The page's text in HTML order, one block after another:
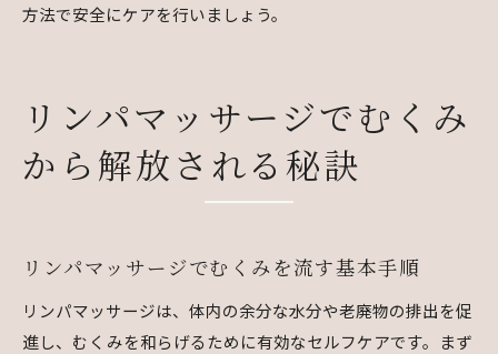
方法で安全にケアを行いましょう。
リンパマッサージでむくみ
から解放される秘訣
リンパマッサージでむくみを流す基本手順
リンパマッサージは、体内の余分な水分や老廃物の排出を促
進し、むくみを和らげるために有効なセルフケアです。まず